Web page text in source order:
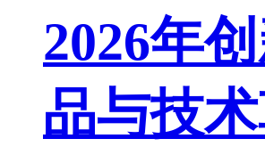
2026年
品与技